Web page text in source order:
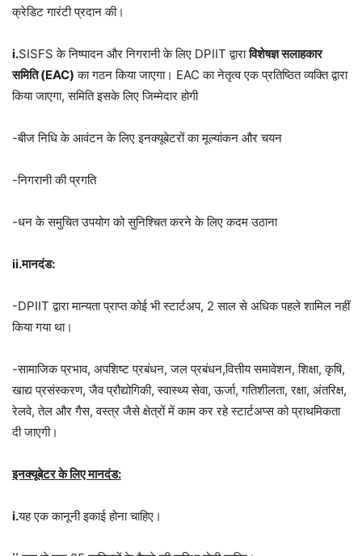
क्रेडिट गारंटी प्रदान की।
i.SISFS के निष्पादन और निगरानी के लिए DPIIT द्वाराविशेषज्ञ सलाहकार
समिति (EAC) का गठन किया जाएगा। EAC का नेतृत्व एक प्रतिष्ठित व्यक्ति द्वारा
किया जाएगा, समिति इसके लिए जिम्मेदार होगी
-बीज निधि के आवंटन के लिए इनक्यूबेटरों का मूल्यांकन और चयन
-निगरानी की प्रगति
-धन के समुचित उपयोग को सुनिश्चित करने के लिए कदम उठाना
ii.मानदंड:
-DPIIT द्वारा मान्यता प्राप्त कोई भी स्टार्टअप, 2 साल से अधिक पहले शामिल नहीं
किया गया था।
-सामाजिक प्रभाव, अपशिष्ट प्रबंधन, जल प्रबंधन,वित्तीय समावेशन, शिक्षा, कृषि,
खाद्य प्रसंस्करण, जैव प्रौद्योगिकी, स्वास्थ्य सेवा, ऊर्जा, गतिशीलता, रक्षा, अंतरिक्ष,
रेलवे, तेल और गैस, वस्त्र जैसे क्षेत्रों में काम कर रहे स्टार्टअप्स को प्राथमिकता
दी जाएगी।
इनक्यूबेटर के लिए मानदंड:
i.यह एक कानूनी इकाई होना चाहिए।